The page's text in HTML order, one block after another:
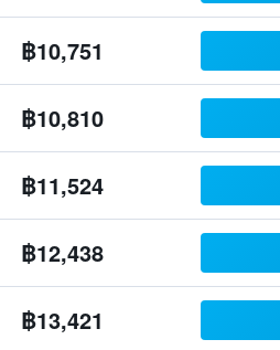
฿10,751
฿10,810
฿11,524
฿12,438
฿13,421